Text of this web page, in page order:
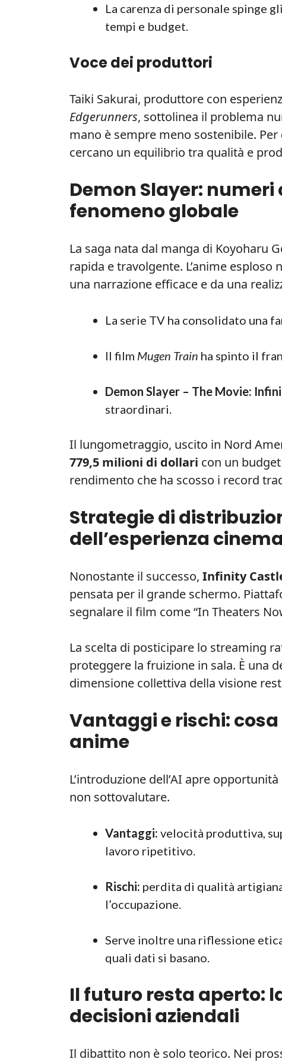
La carenza di personale spinge
tempi e budget.
Voce dei produttori
Taiki Sakurai, produttore con
Edgerunners, sottolinea il problema
mano è sempre meno sostenibile.
cercano un equilibrio tra qualità e
Demon Slayer:
fenomeno globale
La saga nata dal manga di Koyoharu
rapida e travolgente. L’anime
una narrazione efficace e da una
La serie TV ha consolidato una
Il film Mugen Train ha spinto il
Demon Slayer – The Movie:
straordinari.
Il lungometraggio, uscito in Nord
779,5 milioni di dollari con un
rendimento che ha scosso i record
Strategie di
dell’esperienza
Nonostante il successo, Infinity
pensata per il grande schermo.
segnalare il film come “In Theaters
La scelta di posticipare lo streaming
proteggere la fruizione in sala. È una
dimensione collettiva della visione
Vantaggi e rischi:
anime
L’introduzione dell’AI apre
non sottovalutare.
Vantaggi: velocità produttiva,
lavoro ripetitivo.
Rischi: perdita di qualità
l’occupazione.
Serve inoltre una riflessione
quali dati si basano.
Il futuro resta aperto:
decisioni aziendali
Il dibattito non è solo teorico. Nei